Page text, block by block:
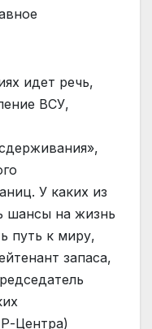
идет речь,
ВСУ,
У каких из
шансы на жизнь
путь к миру,
запаса,
Центра)